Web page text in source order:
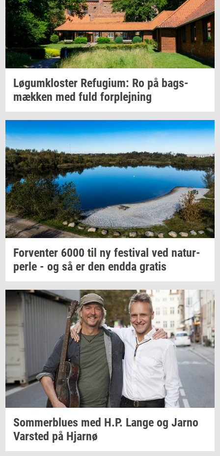
Løgum­klo­ster Re­fu­gi­um: Ro på bags­
mæk­ken med fuld for­plej­ning
For­ven­ter 6000 til ny festi­val ved na­tur­
per­le - og så er den endda gra­tis
Som­mer­blu­es med H.P. Lange og Jarno
Var­sted på Hjar­nø